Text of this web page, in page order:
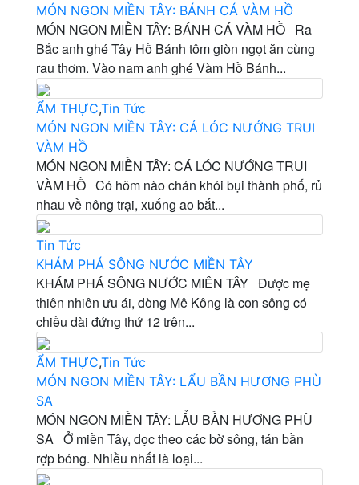
MÓN NGON MIỀN TÂY: BÁNH CÁ VÀM HỒ
MÓN NGON MIỀN TÂY: BÁNH CÁ VÀM HỒ Ra
Bắc anh ghé Tây Hồ Bánh tôm giòn ngọt ăn cùng
rau thơm. Vào nam anh ghé Vàm Hồ Bánh...
ẨM THỰC,Tin Tức
MÓN NGON MIỀN TÂY: CÁ LÓC NƯỚNG TRUI
VÀM HỒ
MÓN NGON MIỀN TÂY: CÁ LÓC NƯỚNG TRUI
VÀM HỒ Có hôm nào chán khói bụi thành phố, rủ
nhau về nông trại, xuống ao bắt...
Tin Tức
KHÁM PHÁ SÔNG NƯỚC MIỀN TÂY
KHÁM PHÁ SÔNG NƯỚC MIỀN TÂY Được mẹ
thiên nhiên ưu ái, dòng Mê Kông là con sông có
chiều dài đứng thứ 12 trên...
ẨM THỰC,Tin Tức
MÓN NGON MIỀN TÂY: LẨU BẦN HƯƠNG PHÙ
SA
MÓN NGON MIỀN TÂY: LẨU BẦN HƯƠNG PHÙ
SA Ở miền Tây, dọc theo các bờ sông, tán bần
rợp bóng. Nhiều nhất là loại...